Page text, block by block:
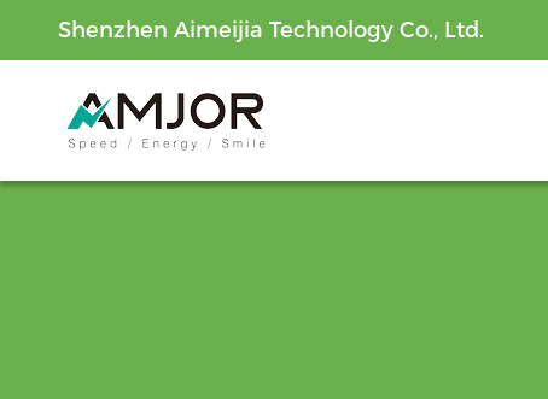
Shenzhen Aimeijia Technology Co., Ltd.